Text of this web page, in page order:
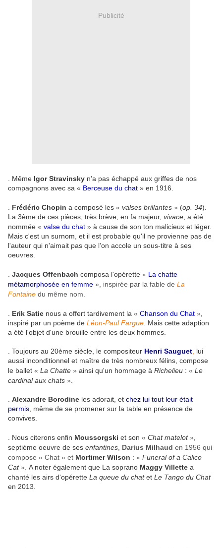
Publicité
. Même Igor Stravinsky n’a pas échappé aux griffes de nos
compagnons avec sa « Berceuse du chat » en 1916.
Frédéric Chopin a composé les « valses brillantes » (op. 34).
La 3ème de ces pièces, très brève, en fa majeur, vivace , a été
nommée « valse du chat » à cause de son ton malicieux et léger.
Mais c'est un surnom, et il est probable qu'il ne provienne pas de
l'auteur qui n'aimait pas que l'on accole un sous-titre à ses
oeuvres.
Jacques Offenbach composa l'opérette « La chatte
métamorphosée en femme », inspirée par la fable de La
Fontaine du même nom.
Erik Satie nous a offert tardivement la « Chanson du Chat »
inspiré par un poème de Léon-Paul Fargue . Mais cette adaption
a été l'objet d'une brouille entre les deux hommes.
. Toujours au 20ème siècle, le compositeur Henri Sauguet lui
aussi inconditionnel et maître de très nombreux félins, compose
le ballet « La Chatte » ainsi qu'un hommage à Richelieu : « Le
cardinal aux chats »
Alexandre Borodine les adorait, et chez lui tout leur était
permis , même de se promener sur la table en présence de
convives.
. Nous citerons enfin Moussorgski et son « Chat matelot»
septième oeuvre de ses enfantines Darius Milhaud en 1956 qui
compose « Chat » et Mortimer Wilson : « Funeral of a Calico
Cat ». A noter également que La soprano Maggy Villette a
chanté les airs d'opérette La queue du chatet Le Tango du Chat
en 2013.